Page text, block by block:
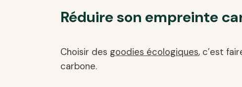
Réduire son empreinte
Choisir des goodies écologiques, c’est
carbone.